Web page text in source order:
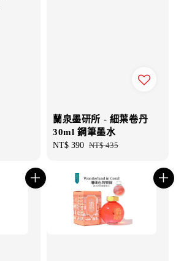
蘭泉墨研所 - 細葉卷丹
30ml 鋼筆墨水
Sale
NT$ 390 Regular
NT$ 435